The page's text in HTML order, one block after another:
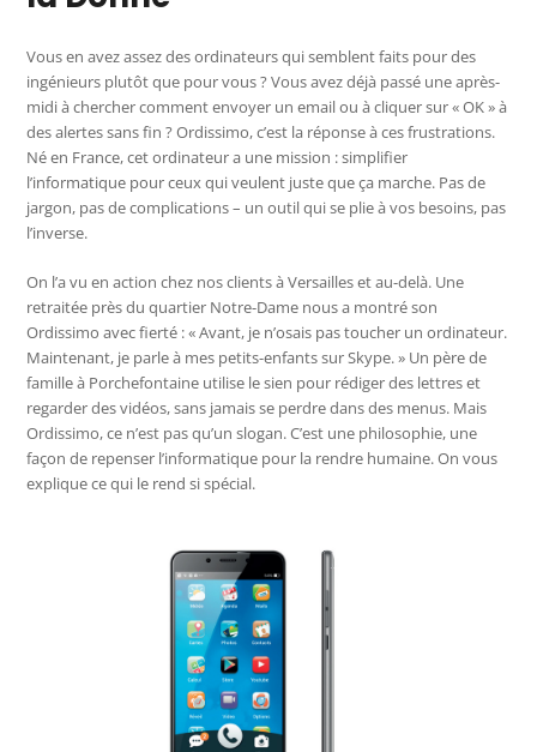
Vous en avez assez des ordinateurs qui semblent faits pour des
ingénieurs plutôt que pour vous ? Vous avez déjà passé une après-
midi à chercher comment envoyer un email ou à cliquer sur « OK » à
des alertes sans fin ? Ordissimo, c’est la réponse à ces frustrations.
Né en France, cet ordinateur a une mission : simplifier
l’informatique pour ceux qui veulent juste que ça marche. Pas de
jargon, pas de complications – un outil qui se plie à vos besoins, pas
l’inverse.
On l’a vu en action chez nos clients à Versailles et au-delà. Une
retraitée près du quartier Notre-Dame nous a montré son
Ordissimo avec fierté : « Avant, je n’osais pas toucher un ordinateur.
Maintenant, je parle à mes petits-enfants sur Skype. » Un père de
famille à Porchefontaine utilise le sien pour rédiger des lettres et
regarder des vidéos, sans jamais se perdre dans des menus. Mais
Ordissimo, ce n’est pas qu’un slogan. C’est une philosophie, une
façon de repenser l’informatique pour la rendre humaine. On vous
explique ce qui le rend si spécial.